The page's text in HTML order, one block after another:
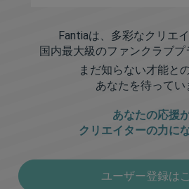
Fantiaは、多彩なクリエ
国内最大級のファンクラブプ
まだ知らない才能と
あなたを待ってい
あなたの応援が
クリエイターの力に
ユーザー登録は